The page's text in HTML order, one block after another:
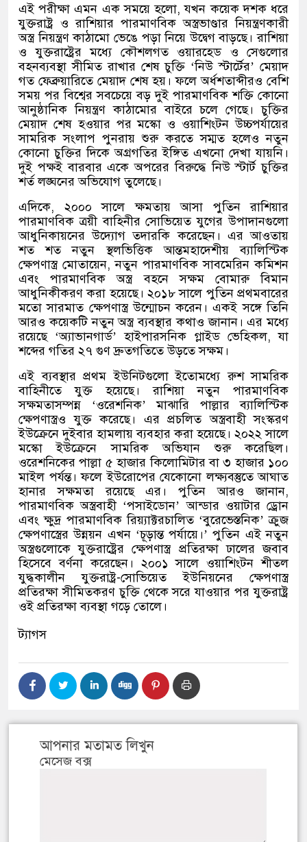
এই পরীক্ষা এমন এক সময়ে হলো, যখন কয়েক দশক ধরে
যুক্তরাষ্ট্র ও রাশিয়ার পারমাণবিক অস্ত্রভাণ্ডার নিয়ন্ত্রণকারী
অস্ত্র নিয়ন্ত্রণ কাঠামো ভেঙে পড়া নিয়ে উদ্বেগ বাড়ছে। রাশিয়া
ও যুক্তরাষ্ট্রের মধ্যে কৌশলগত ওয়ারহেড ও সেগুলোর
বহনব্যবস্থা সীমিত রাখার শেষ চুক্তি ‘নিউ স্টার্টের’ মেয়াদ
গত ফেব্রুয়ারিতে মেয়াদ শেষ হয়। ফলে অর্ধশতাব্দীরও বেশি
সময় পর বিশ্বের সবচেয়ে বড় দুই পারমাণবিক শক্তি কোনো
আনুষ্ঠানিক নিয়ন্ত্রণ কাঠামোর বাইরে চলে গেছে। চুক্তির
মেয়াদ শেষ হওয়ার পর মস্কো ও ওয়াশিংটন উচ্চপর্যায়ের
সামরিক সংলাপ পুনরায় শুরু করতে সম্মত হলেও নতুন
কোনো চুক্তির দিকে অগ্রগতির ইঙ্গিত এখনো দেখা যায়নি।
দুই পক্ষই বারবার একে অপরের বিরুদ্ধে নিউ স্টার্ট চুক্তির
শর্ত লঙ্ঘনের অভিযোগ তুলেছে।
এদিকে, ২০০০ সালে ক্ষমতায় আসা পুতিন রাশিয়ার
পারমাণবিক ত্রয়ী বাহিনীর সোভিয়েত যুগের উপাদানগুলো
আধুনিকায়নের উদ্যোগ তদারকি করেছেন। এর আওতায়
শত শত নতুন স্থলভিত্তিক আন্তমহাদেশীয় ব্যালিস্টিক
ক্ষেপণাস্ত্র মোতায়েন, নতুন পারমাণবিক সাবমেরিন কমিশন
এবং পারমাণবিক অস্ত্র বহনে সক্ষম বোমারু বিমান
আধুনিকীকরণ করা হয়েছে। ২০১৮ সালে পুতিন প্রথমবারের
মতো সারমাত ক্ষেপণাস্ত্র উন্মোচন করেন। একই সঙ্গে তিনি
আরও কয়েকটি নতুন অস্ত্র ব্যবস্থার কথাও জানান। এর মধ্যে
রয়েছে ‘অ্যাভানগার্ড’ হাইপারসনিক গ্লাইড ভেহিকল, যা
শব্দের গতির ২৭ গুণ দ্রুতগতিতে উড়তে সক্ষম।
এই ব্যবস্থার প্রথম ইউনিটগুলো ইতোমধ্যে রুশ সামরিক
বাহিনীতে যুক্ত হয়েছে। রাশিয়া নতুন পারমাণবিক
সক্ষমতাসম্পন্ন ‘ওরেশনিক’ মাঝারি পাল্লার ব্যালিস্টিক
ক্ষেপণাস্ত্রও যুক্ত করেছে। এর প্রচলিত অস্ত্রবাহী সংস্করণ
ইউক্রেনে দুইবার হামলায় ব্যবহার করা হয়েছে। ২০২২ সালে
মস্কো ইউক্রেনে সামরিক অভিযান শুরু করেছিল।
ওরেশনিকের পাল্লা ৫ হাজার কিলোমিটার বা ৩ হাজার ১০০
মাইল পর্যন্ত। ফলে ইউরোপের যেকোনো লক্ষ্যবস্তুতে আঘাত
হানার সক্ষমতা রয়েছে এর। পুতিন আরও জানান,
পারমাণবিক অস্ত্রবাহী ‘পসাইডোন’ আন্ডার ওয়াটার ড্রোন
এবং ক্ষুদ্র পারমাণবিক রিয়্যাক্টরচালিত ‘বুরেভেস্তনিক’ ক্রুজ
ক্ষেপণাস্ত্রের উন্নয়ন এখন ‘চূড়ান্ত পর্যায়ে।’ পুতিন এই নতুন
অস্ত্রগুলোকে যুক্তরাষ্ট্রের ক্ষেপণাস্ত্র প্রতিরক্ষা ঢালের জবাব
হিসেবে বর্ণনা করেছেন। ২০০১ সালে ওয়াশিংটন শীতল
যুদ্ধকালীন যুক্তরাষ্ট্র-সোভিয়েত ইউনিয়নের ক্ষেপণাস্ত্র
প্রতিরক্ষা সীমিতকরণ চুক্তি থেকে সরে যাওয়ার পর যুক্তরাষ্ট্র
ওই প্রতিরক্ষা ব্যবস্থা গড়ে তোলে।
ট্যাগস
আপনার মতামত লিখুন
মেসেজ বক্স